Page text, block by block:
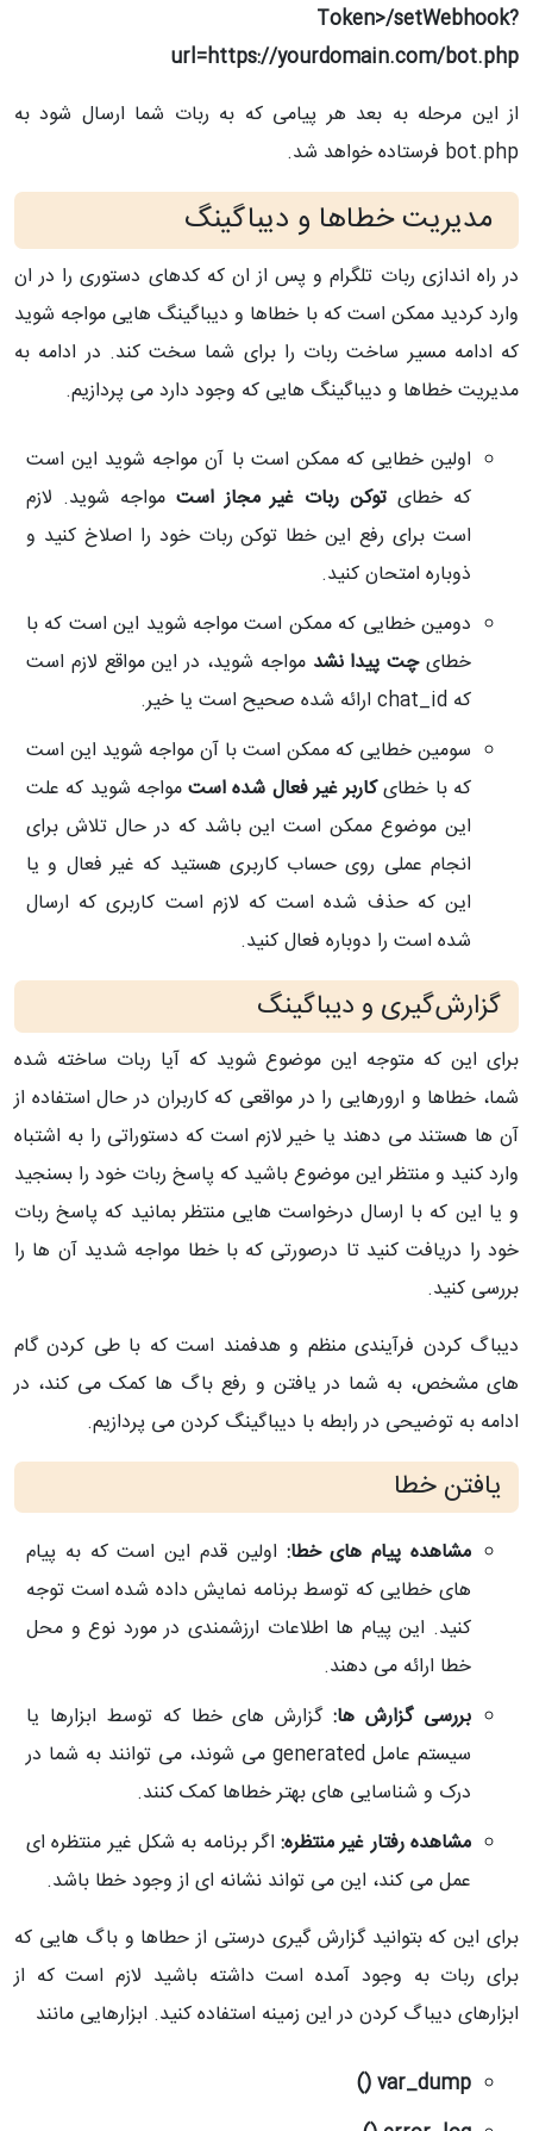
Token>/setWebhook?
url=https://yourdomain.com/bot.php
از این مرحله به بعد هر پیامی که به ربات شما ارسال شود به
bot.php فرستاده خواهد شد.
مدیریت خطاها و دیباگینگ
در راه اندازی ربات تلگرام و پس از ان که کدهای دستوری را در ان
وارد کردید ممکن است که با خطاها و دیباگینگ هایی مواجه شوید
که ادامه مسیر ساخت ربات را برای شما سخت کند. در ادامه به
مدیریت خطاها و دیباگینگ هایی که وجود دارد می پردازیم.
اولین خطایی که ممکن است با آن مواجه شوید این است
که خطایتوکن ربات غیر مجاز است مواجه شوید. لازم
است برای رفع این خطا توکن ربات خود را اصلاخ کنید و
ذوباره امتحان کنید.
دومین خطایی که ممکن است مواجه شوید این است که با
خطایچت پیدا نشد مواجه شوید، در این مواقع لازم است
که chat_id ارائه شده صحیح است یا خیر.
سومین خطایی که ممکن است با آن مواجه شوید این است
که با خطایکاربر غیر فعال شده استمواجه شوید که علت
این موضوع ممکن است این باشد که در حال تلاش برای
انجام عملی روی حساب کاربری هستید که غیر فعال و یا
این که حذف شده است که لازم است کاربری که ارسال
شده است را دوباره فعال کنید.
گزارش‌گیری و دیباگینگ
برای این که متوجه این موضوع شوید که آیا ربات ساخته شده
شما، خطاها و ارورهایی را در مواقعی که کاربران در حال استفاده از
آن ها هستند می دهند یا خیر لازم است که دستوراتی را به اشتباه
وارد کنید و منتظر این موضوع باشید که پاسخ ربات خود را بسنجید
و یا این که با ارسال درخواست هایی منتظر بمانید که پاسخ ربات
خود را دریافت کنید تا درصورتی که با خطا مواجه شدید آن ها را
بررسی کنید.
دیباگ کردن فرآیندی منظم و هدفمند است که با طی کردن گام
های مشخص، به شما در یافتن و رفع باگ ها کمک می کند، در
ادامه به توضیحی در رابطه با دیباگینگ کردن می پردازیم.
یافتن خطا
مشاهده پیام های خطا: اولین قدم این است که به پیام
های خطایی که توسط برنامه نمایش داده شده است توجه
کنید. این پیام ها اطلاعات ارزشمندی در مورد نوع و محل
خطا ارائه می دهند.
بررسی گزارش ها:گزارش های خطا که توسط ابزارها یا
سیستم عامل generated می شوند، می توانند به شما در
درک و شناسایی های بهتر خطاها کمک کنند.
مشاهده رفتار غیر منتظره:اگر برنامه به شکل غیر منتظره ای
عمل می کند، این می تواند نشانه ای از وجود خطا باشد.
برای این که بتوانید گزارش گیری درستی از حطاها و باگ هایی که
برای ربات به وجود آمده است داشته باشید لازم است که از
ابزارهای دیباگ کردن در این زمینه استفاده کنید. ابزارهایی مانند
var_dump ()